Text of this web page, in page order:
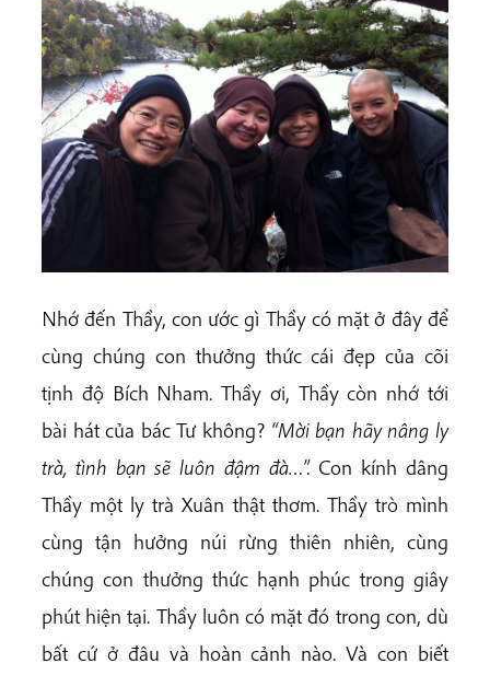
Nhớ đến Thầy, con ước gì Thầy có mặt ở đây để
cùng chúng con thưởng thức cái đẹp của cõi
tịnh độ Bích Nham. Thầy ơi, Thầy còn nhớ tới
bài hát của bác Tư không? “Mời bạn hãy nâng ly
trà, tình bạn sẽ luôn đậm đà…”.Con kính dâng
Thầy một ly trà Xuân thật thơm. Thầy trò mình
cùng tận hưởng núi rừng thiên nhiên, cùng
chúng con thưởng thức hạnh phúc trong giây
phút hiện tại. Thầy luôn có mặt đó trong con, dù
bất cứ ở đâu và hoàn cảnh nào. Và con biết